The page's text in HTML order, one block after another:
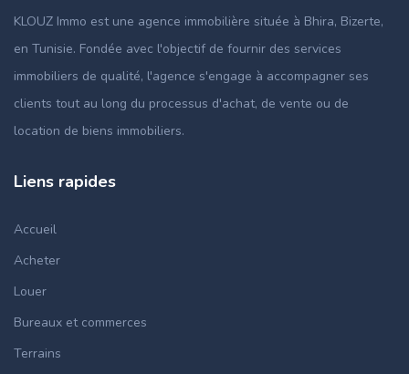
KLOUZ Immo est une agence immobilière située à Bhira, Bizerte,
en Tunisie. Fondée avec l'objectif de fournir des services
immobiliers de qualité, l'agence s'engage à accompagner ses
clients tout au long du processus d'achat, de vente ou de
location de biens immobiliers.
Liens rapides
Accueil
Acheter
Louer
Bureaux et commerces
Terrains